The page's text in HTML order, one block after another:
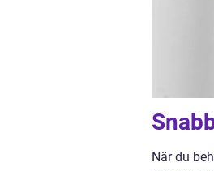
När du